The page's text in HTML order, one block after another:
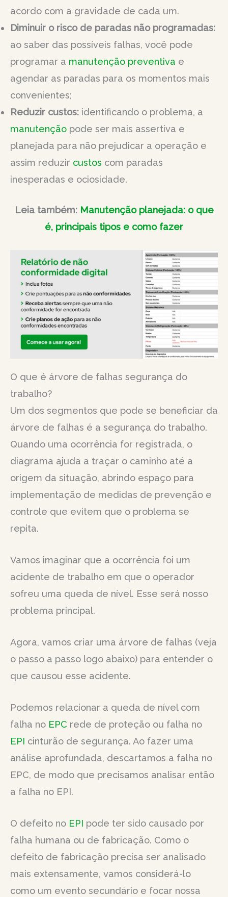
acordo com a gravidade de cada um.
Diminuir o risco de paradas não programadas:
ao saber das possíveis falhas, você pode
programar a manutenção preventiva e
agendar as paradas para os momentos mais
convenientes;
Reduzir custos: identificando o problema, a
manutenção pode ser mais assertiva e
planejada para não prejudicar a operação e
assim reduzir custos com paradas
inesperadas e ociosidade.
Leia também: Manutenção planejada: o que
é, principais tipos e como fazer
O que é árvore de falhas segurança do
trabalho?
Um dos segmentos que pode se beneficiar da
árvore de falhas é a segurança do trabalho.
Quando uma ocorrência for registrada, o
diagrama ajuda a traçar o caminho até a
origem da situação, abrindo espaço para
implementação de medidas de prevenção e
controle que evitem que o problema se
repita.
Vamos imaginar que a ocorrência foi um
acidente de trabalho em que o operador
sofreu uma queda de nível. Esse será nosso
problema principal.
Agora, vamos criar uma árvore de falhas (veja
o passo a passo logo abaixo) para entender o
que causou esse acidente.
Podemos relacionar a queda de nível com
falha no EPC rede de proteção ou falha no
EPI cinturão de segurança. Ao fazer uma
análise aprofundada, descartamos a falha no
EPC, de modo que precisamos analisar então
a falha no EPI.
O defeito no EPI pode ter sido causado por
falha humana ou de fabricação. Como o
defeito de fabricação precisa ser analisado
mais extensamente, vamos considerá-lo
como um evento secundário e focar nossa